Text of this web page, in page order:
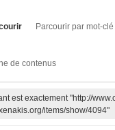
Parcourir par mot-clé
de contenus
est exactement "http://
items/show/4094"